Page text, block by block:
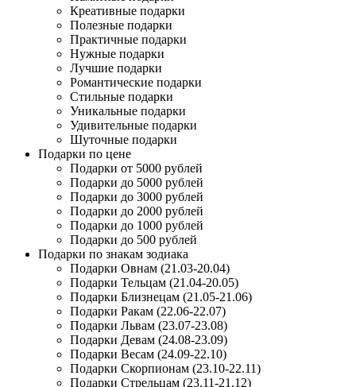
Креативные подарки
Полезные подарки
Практичные подарки
Нужные подарки
Лучшие подарки
Романтические подарки
Стильные подарки
Уникальные подарки
Удивительные подарки
Шуточные подарки
Подарки по цене
Подарки от 5000 рублей
Подарки до 5000 рублей
Подарки до 3000 рублей
Подарки до 2000 рублей
Подарки до 1000 рублей
Подарки до 500 рублей
Подарки по знакам зодиака
Подарки Овнам (21.03-20.04)
Подарки Тельцам (21.04-20.05)
Подарки Близнецам (21.05-21.06)
Подарки Ракам (22.06-22.07)
Подарки Львам (23.07-23.08)
Подарки Девам (24.08-23.09)
Подарки Весам (24.09-22.10)
Подарки Скорпионам (23.10-22.11)
Подарки Стрельцам (23.11-21.12)